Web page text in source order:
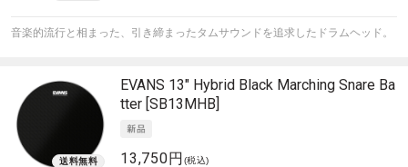
音楽的流行と相まった、引き締まったタムサウンドを追求したドラムヘッド。
EVANS 13" Hybrid Black Marching Snare Ba
tter [SB13MHB]
13,750円 (税込)